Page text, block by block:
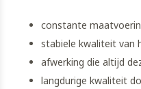
constante
stabiele kwaliteit van
afwerking die altijd
langdurige kwaliteit